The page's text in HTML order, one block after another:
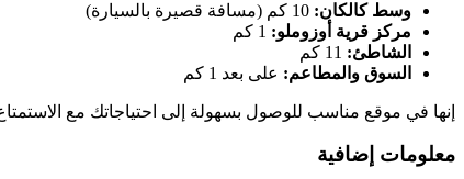
وسط كالكان:
مركز قرية أوزوملو:
الشاطئ:
السوق والمطاعم: على بعد 1 كم
إنها في موقع مناسب للوصول بسهولة إلى احتياجاتك مع
معلومات إضافية